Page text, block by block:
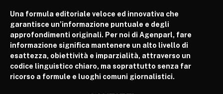
Una formula editoriale veloce ed innovativa che
garantisce un’informazione puntuale e degli
approfondimenti originali. Per noi di Agenparl, fare
informazione significa mantenere un alto livello di
esattezza, obiettività e imparzialità, attraverso un
codice linguistico chiaro, ma soprattutto senza far
ricorso a formule e luoghi comuni giornalistici.